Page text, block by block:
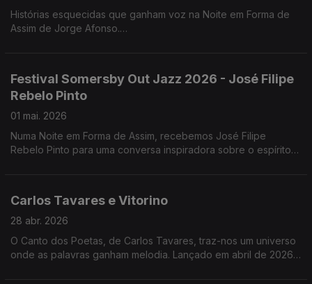
Histórias esquecidas que ganham voz na Noite em Forma de
Assim de Jorge Afonso.
Festival Somersby Out Jazz 2026 - José Filipe
Rebelo Pinto
01 mai. 2026
Numa Noite em Forma de Assim, recebemos José Filipe
Rebelo Pinto para uma conversa inspiradora sobre o espírito
Carlos Tavares e Vitorino
28 abr. 2026
O Canto dos Poetas, de Carlos Tavares, traz-nos um universo
onde as palavras ganham melodia. Lançado em abril de 2026,